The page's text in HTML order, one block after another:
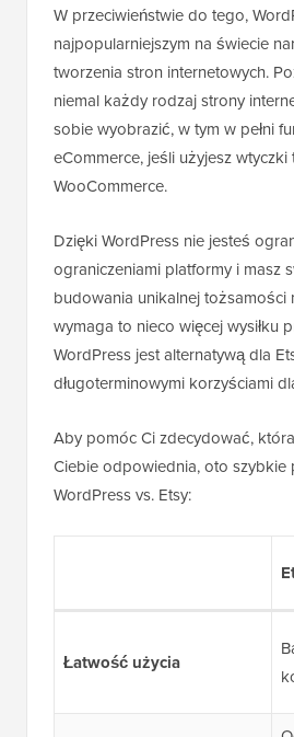
W przeciwieństwie do tego,
najpopularniejszym na świecie
tworzenia stron internetowych.
niemal każdy rodzaj strony
sobie wyobrazić, w tym w pełni
eCommerce, jeśli użyjesz wtyczki
WooCommerce.
Dzięki WordPress nie jesteś
ograniczeniami platformy i masz
budowania unikalnej tożsamości
wymaga to nieco więcej wysiłku
WordPress jest alternatywą dla
długoterminowymi korzyściami
Aby pomóc Ci zdecydować,
Ciebie odpowiednia, oto szybkie
WordPress vs. Etsy:
Łatwość użycia